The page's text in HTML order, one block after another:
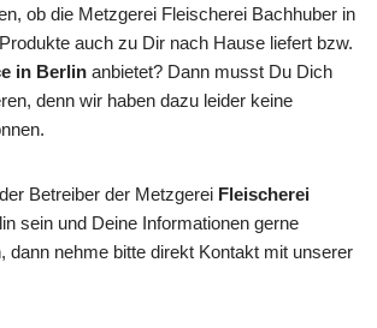
ob die Metzgerei Fleischerei Bachhuber in
auch zu Dir nach Hause liefert bzw.
in Berlin anbietet? Dann musst Du Dich
denn wir haben dazu leider keine
Betreiber der Metzgerei Fleischerei
sein und Deine Informationen gerne
dann nehme bitte direkt Kontakt mit unserer